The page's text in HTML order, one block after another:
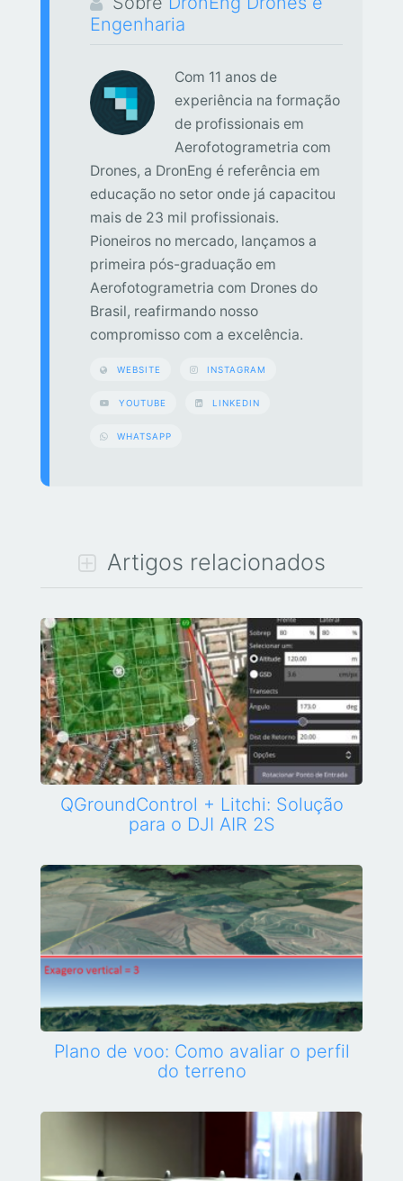
Engenharia
Com 11 anos de
experiência na formação
de profissionais em
Aerofotogrametria com
Drones, a DronEng é referência em
educação no setor onde já capacitou
mais de 23 mil profissionais.
Pioneiros no mercado, lançamos a
primeira pós-graduação em
Aerofotogrametria com Drones do
Brasil, reafirmando nosso
compromisso com a excelência.
WEBSITE INSTAGRAM
YOUTUBE LINKEDIN
WHATSAPP
Artigos relacionados
QGroundControl + Litchi: Solução
para o DJI AIR 2S
Plano de voo: Como avaliar o perfil
do terreno